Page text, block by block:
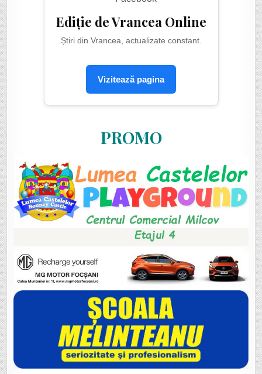
Ediție de Vrancea Online
Știri din Vrancea, actualizate constant.
Vizitează pagina
PROMO